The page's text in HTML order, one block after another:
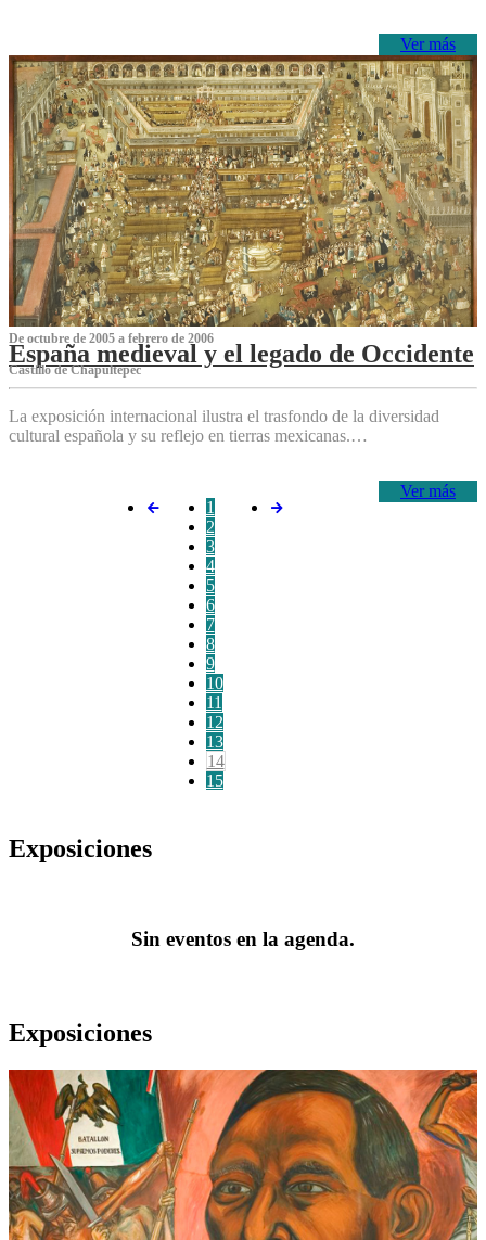
Ver más
De octubre de 2005 a febrero de 2006
España medieval y el legado de Occidente
Castillo de Chapultepec
La exposición internacional ilustra el trasfondo de la diversidad
cultural española y su reflejo en tierras mexicanas.…
Ver más
1
2
3
4
5
6
7
8
9
10
11
12
13
14
15
Exposiciones
Sin eventos en la agenda.
Exposiciones